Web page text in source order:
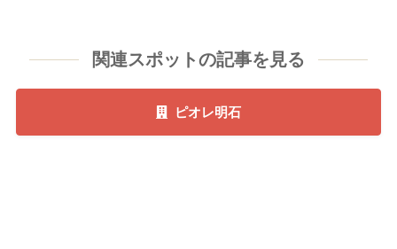
関連スポットの記事を見る
ピオレ明石